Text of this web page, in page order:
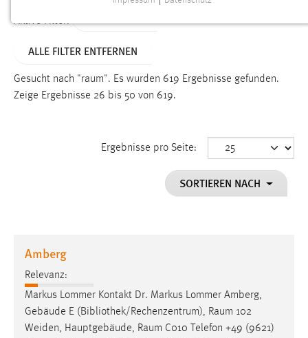
Aktive Filter:
ALLE FILTER ENTFERNEN
Gesucht nach "raum". Es wurden 619 Ergebnisse gefunden.
Zeige Ergebnisse 26 bis 50 von 619.
Ergebnisse pro Seite:
SORTIEREN NACH
Amberg
Relevanz:
Markus Lommer Kontakt Dr. Markus Lommer Amberg,
Gebäude E (Bibliothek/Rechenzentrum), Raum 102
Weiden, Hauptgebäude, Raum C010 Telefon +49 (9621)
Funktionen und sind für die einwandfreie Funktion der
Einverständnis
cookie_consent
Dieser Cookie speichert die ausgewählten Einverständnis-
Performance
Name: